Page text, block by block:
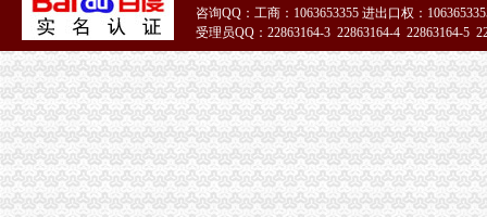
地址是住宅质且有民宅商用证明的不予注册公司---爱喇
民用住宅租赁给公司注册办公对房主有什么不利影响吗？
放开住宅注册公司限制有望全国推广_网易广州房产频道
北京叫停居民住宅内开公司-远洋新干线-北京搜狐焦点业主论坛
小区住宅注册公司是合的！为什么东营市工商局单要求小区住宅不
推荐居民住宅楼内的房屋改变为经营用房注册企业应提交哪些文件？
居民区非居住房可进行创业企业注册门槛一降再降_网易新闻
北京叫停居民住宅内开公司-汇科旺园论坛-搜狐焦点网济南站
放开住宅注册公司限制有望全国推广_国内经济_好买基金网
咨询QQ：工商：1063653355 进出口权：
受理员QQ：22863164-3 22863164-4 22863164-5